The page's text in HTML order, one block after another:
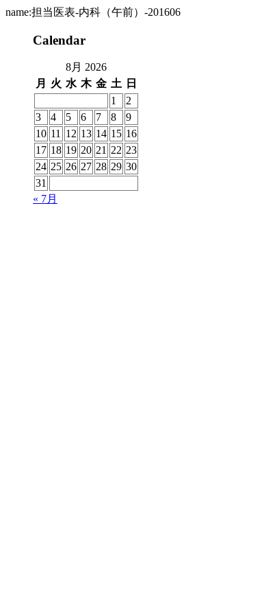
name:担当医表-内科（午前）-201606
Calendar
8月 2026
月
火 水 木 金 土 日
1
2
3
4 5 6 7 8
9
10 11 12 13 14 15 16
17 18 19 20 21 22 23
24 25 26 27 28 29 30
31
« 7月